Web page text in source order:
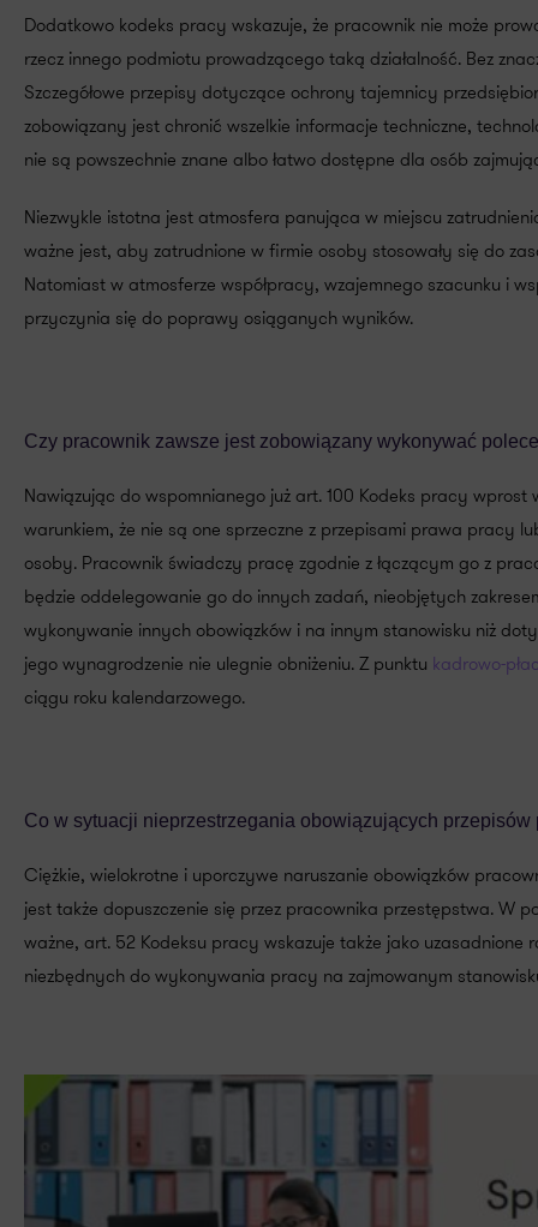
Dodatkowo kodeks pracy wskazuje, że pracownik nie może
rzecz innego podmiotu prowadzącego taką działalność. Bez
Szczegółowe przepisy dotyczące ochrony tajemnicy
zobowiązany jest chronić wszelkie informacje techniczne,
nie są powszechnie znane albo łatwo dostępne dla osób
Niezwykle istotna jest atmosfera panująca w miejscu
ważne jest, aby zatrudnione w firmie osoby stosowały się do
Natomiast w atmosferze współpracy, wzajemnego szacunku i
przyczynia się do poprawy osiąganych wyników.
Czy pracownik zawsze jest zobowiązany wykonywać
Nawiązując do wspomnianego już art. 100 Kodeks pracy
warunkiem, że nie są one sprzeczne z przepisami prawa pracy
osoby. Pracownik świadczy pracę zgodnie z łączącym go z
będzie oddelegowanie go do innych zadań, nieobjętych
wykonywanie innych obowiązków i na innym stanowisku niż
jego wynagrodzenie nie ulegnie obniżeniu. Z punktu kadrowo-
ciągu roku kalendarzowego.
Co w sytuacji nieprzestrzegania obowiązujących przepisów
Ciężkie, wielokrotne i uporczywe naruszanie obowiązków
jest także dopuszczenie się przez pracownika przestępstwa.
ważne, art. 52 Kodeksu pracy wskazuje także jako
niezbędnych do wykonywania pracy na zajmowanym